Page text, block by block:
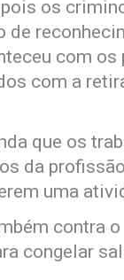
os
de
com
com a
que os
da
uma
contra
congelar